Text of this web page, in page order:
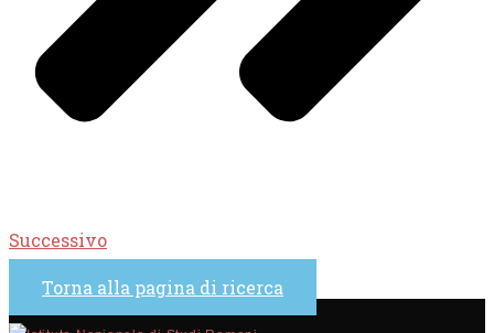
Successivo
Torna alla pagina di ricerca